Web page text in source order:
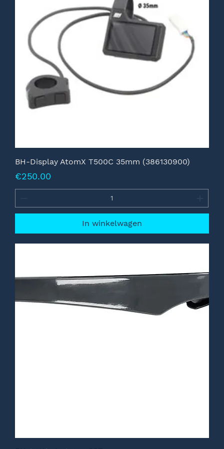
BH-Display AtomX T500C 35mm (386130900)
Prijs
€250.00
In winkelwagen